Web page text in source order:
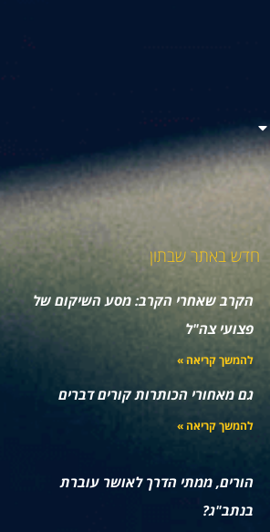
חדש באתר שבתון
הקרב שאחרי הקרב: מסע השיקום של
פצועי צה"ל
להמשך קריאה »
גם מאחורי הכותרות קורים דברים
להמשך קריאה »
הורים, ממתי הדרך לאושר עוברת
בנתב"ג?